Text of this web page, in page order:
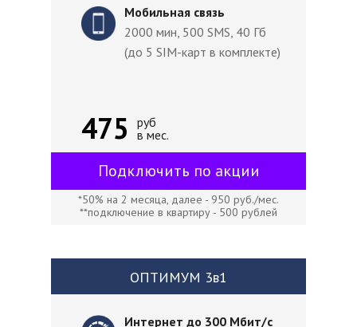
Интернет до 300 Мбит/с
ОПТИМУМ 3в1
Мобильная связь
2000 мин, 500 SMS, 40 Гб
(до 5 SIM-карт в комплекте)
руб
в мес.
Подключить по акции
475
*50% на 2 месяца, далее - 950 руб./мес.
**подключение в квартиру - 500 рублей